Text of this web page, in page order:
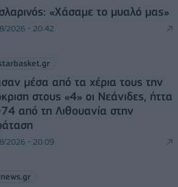
«Χάσαμε το μυαλό μας»
2026 - 20:42
μέσα από τα χέρια τους την
στους «4» οι Νεάνιδες, ήττα
από τη Λιθουανία στην
2026 - 20:09